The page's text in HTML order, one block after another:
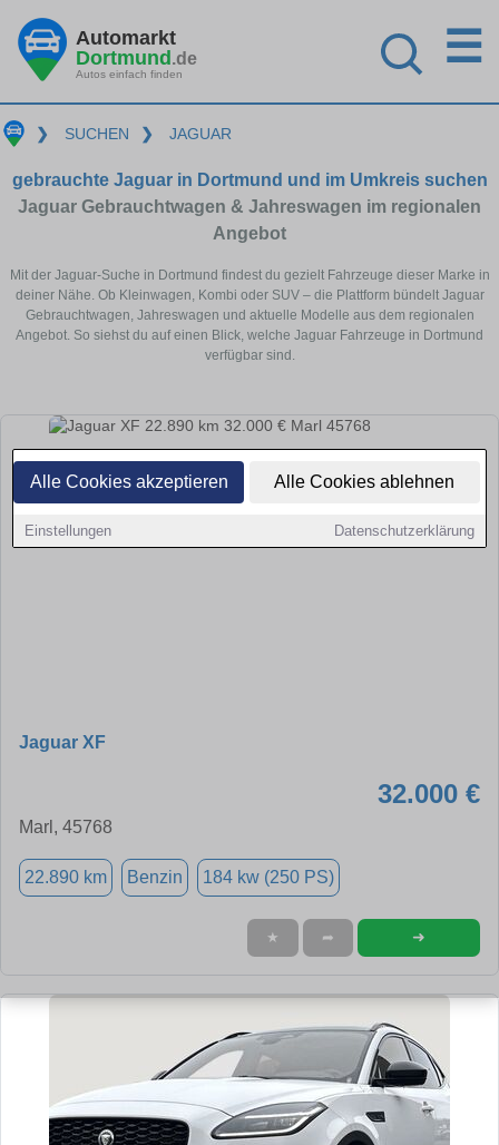
Alle Cookies akzeptieren Alle Cookies ablehnen
Einstellungen Datenschutzerklärung
Automarkt
Dortmund.de
Autos einfach finden
☰
❯ SUCHEN ❯ JAGUAR
gebrauchte Jaguar in Dortmund und im Umkreis suchen
Jaguar Gebrauchtwagen & Jahreswagen im regionalen
Angebot
Mit der Jaguar-Suche in Dortmund findest du gezielt Fahrzeuge dieser Marke in
deiner Nähe. Ob Kleinwagen, Kombi oder SUV – die Plattform bündelt Jaguar
Gebrauchtwagen, Jahreswagen und aktuelle Modelle aus dem regionalen
Angebot. So siehst du auf einen Blick, welche Jaguar Fahrzeuge in Dortmund
verfügbar sind.
Jaguar XF
32.000 €
Marl, 45768
22.890 km Benzin 184 kw (250 PS)
★ ➦ ➜